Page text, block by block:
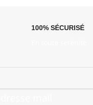
100% SÉCURISÉ